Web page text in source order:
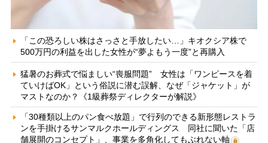
「この恐ろしい株はさっさと手放したい…」キオクシア株で
500万円の利益を出した女性が“夢よもう一度”と再購入
猛暑のお葬式で悩ましい“喪服問題” 女性は「ワンピースを着
ていけばOK」という俗説に潜む誤解、なぜ「ジャケット」が
マストなのか？《1級葬祭ディレクターが解説》
「30種類以上のパン食べ放題」で行列のできる新形態レストラ
ンを手掛けるサンマルクホールディングス 同社に聞いた「店
舗展開のコンセプト」、事業を多角化してもぶれない軸